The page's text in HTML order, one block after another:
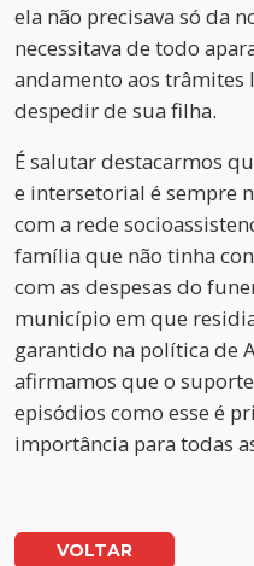
ela não precisava só da
necessitava de todo
andamento aos trâmites
despedir de sua filha.
É salutar destacarmos
e intersetorial é sempre
com a rede
família que não tinha
com as despesas do
município em que
garantido na política de
afirmamos que o
episódios como esse é
importância para todas
VOLTAR